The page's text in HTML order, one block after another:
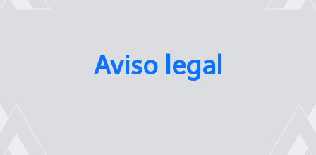
Aviso legal